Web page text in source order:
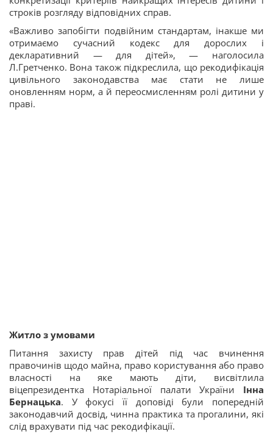
строків розгляду відповідних справ.
«Важливо запобігти подвійним стандартам, інакше ми
отримаємо сучасний кодекс для дорослих і
декларативний — для дітей», — наголосила
Л.Гретченко. Вона також підкреслила, що рекодифікація
цивільного законодавства має стати не лише
оновленням норм, а й переосмисленням ролі дитини у
праві.
Житло з умовами
Питання захисту прав дітей під час вчинення
правочинів щодо майна, право користування або право
власності на яке мають діти, висвітлила
віцепрезидентка Нотаріальної палати України Інна
Бернацька. У фокусі її доповіді були попередній
законодавчий досвід, чинна практика та прогалини, які
слід врахувати під час рекодифікації.